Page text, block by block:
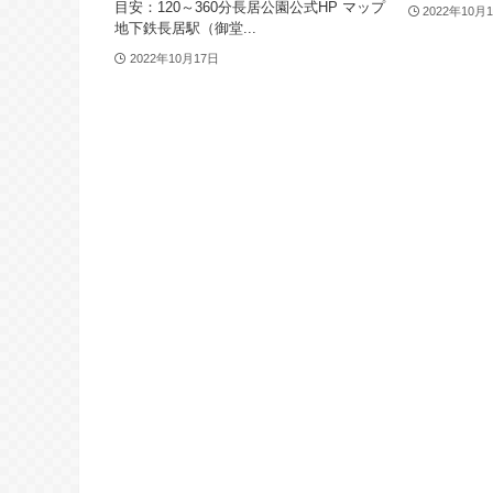
目安：120～360分長居公園公式HP マップ
地下鉄長居駅（御堂...
2022年10月17日
2022年10月